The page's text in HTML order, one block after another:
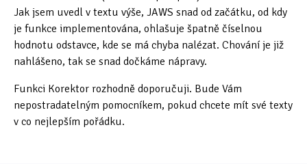
Jak jsem uvedl v textu výše, JAWS snad od začátku, od kdy
je funkce implementována, ohlašuje špatně číselnou
hodnotu odstavce, kde se má chyba nalézat. Chování je již
nahlášeno, tak se snad dočkáme nápravy.
Funkci Korektor rozhodně doporučuji. Bude Vám
nepostradatelným pomocníkem, pokud chcete mít své texty
v co nejlepším pořádku.